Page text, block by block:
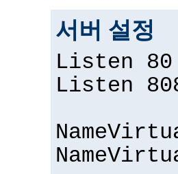
서버 설정
Listen 80
Listen